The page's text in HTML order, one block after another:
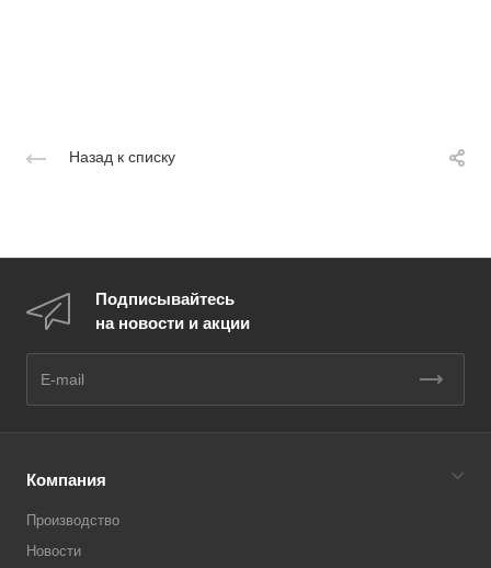
Назад к списку
Подписывайтесь
на новости и акции
Компания
Производство
Новости